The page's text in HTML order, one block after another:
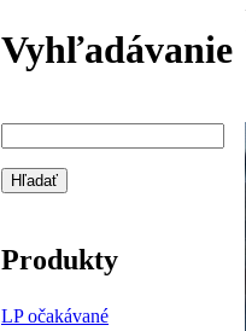
Vyhľadávanie
Produkty
LP očakávané